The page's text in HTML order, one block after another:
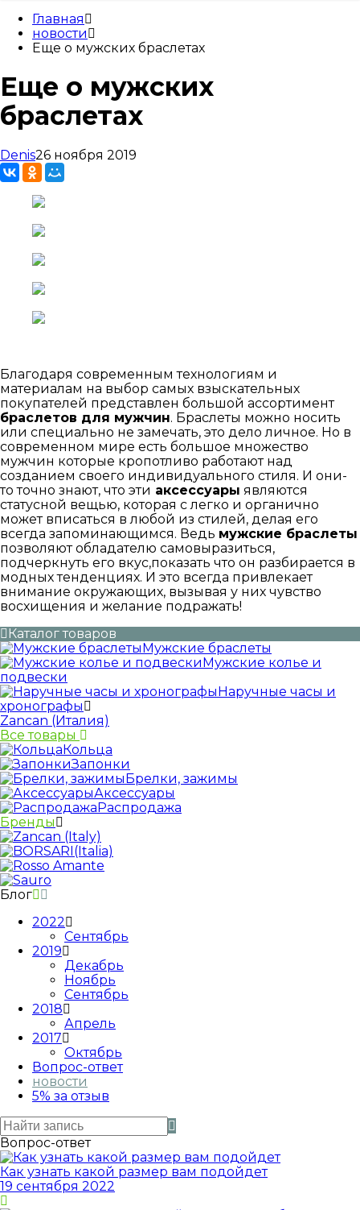
Главная
новости
Еще о мужских браслетах
Еще о мужских
браслетах
Denis26 ноября 2019
Благодаря современным технологиям и
материалам на выбор самых взыскательных
покупателей представлен большой ассортимент
браслетов для мужчин. Браслеты можно носить
или специально не замечать, это дело личное. Но в
современном мире есть большое множество
мужчин которые кропотливо работают над
созданием своего индивидуального стиля. И они-
то точно знают, что эти аксессуары являются
статусной вещью, которая с легко и органично
может вписаться в любой из стилей, делая его
всегда запоминающимся. Ведь мужские браслеты
позволяют обладателю самовыразиться,
подчеркнуть его вкус,показать что он разбирается в
модных тенденциях. И это всегда привлекает
внимание окружающих, вызывая у них чувство
восхищения и желание подражать!
Каталог товаров
Мужские браслеты
Мужские колье и
подвески
Наручные часы и
хронографы
Zancan (Италия)
Все товары
Кольца
Запонки
Брелки, зажимы
Аксессуары
Распродажа
Бренды
Блог
2022
Сентябрь
2019
Декабрь
Ноябрь
Сентябрь
2018
Апрель
2017
Октябрь
Вопрос-ответ
новости
5% за отзыв
Вопрос-ответ
Как узнать какой размер вам подойдет
19 сентября 2022